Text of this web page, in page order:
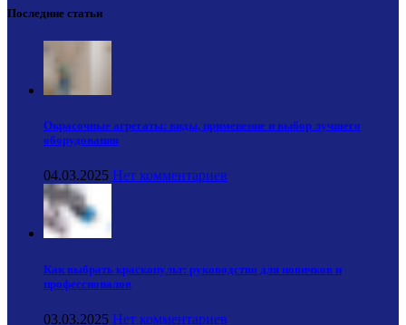
Последние статьи
Окрасочные агрегаты: виды, применение и выбор лучшего
оборудования
04.03.2025 Нет комментариев
Как выбрать краскопульт: руководство для новичков и
профессионалов
03.03.2025 Нет комментариев